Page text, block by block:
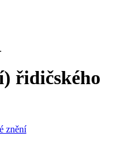
řidičského
znění